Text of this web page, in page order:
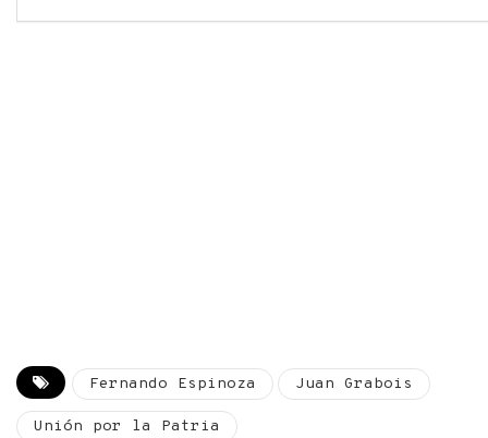
Fernando Espinoza Juan Grabois
Unión por la Patria